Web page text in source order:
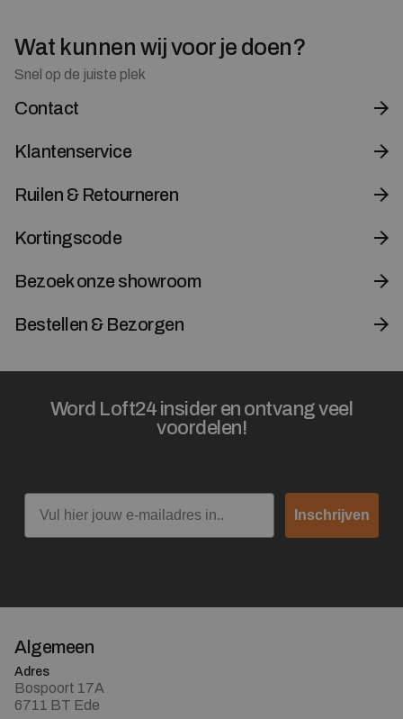
Wat kunnen wij voor je doen?
Snel op de juiste plek
Contact
Klantenservice
Ruilen & Retourneren
Kortingscode
Bezoek onze showroom
Bestellen & Bezorgen
Word Loft24 insider en ontvang veel
voordelen!
Email
Inschrijven
Algemeen
Adres
Bospoort 17A
6711 BT Ede